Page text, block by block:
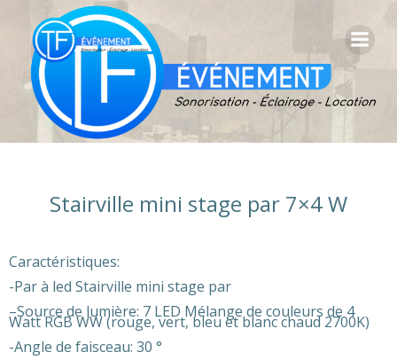
au
Stairville mini stage par 7×4 W
Caractéristiques:
-Par à led Stairville mini stage par
–Source de lumière: 7 LED Mélange de couleurs de 4
Watt RGB WW (rouge, vert, bleu et blanc chaud 2700K)
-Angle de faisceau: 30 °